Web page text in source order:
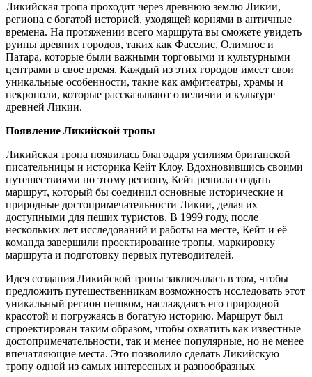
Ликийская тропа проходит через древнюю землю Ликии,
региона с богатой историей, уходящей корнями в античные
времена. На протяжении всего маршрута вы сможете увидеть
руины древних городов, таких как Фаселис, Олимпос и
Патара, которые были важными торговыми и культурными
центрами в свое время. Каждый из этих городов имеет свои
уникальные особенности, такие как амфитеатры, храмы и
некрополи, которые рассказывают о величии и культуре
древней Ликии.
Появление Ликийской тропы
Ликийская тропа появилась благодаря усилиям британской
писательницы и историка Кейт Клоу. Вдохновившись своими
путешествиями по этому региону, Кейт решила создать
маршрут, который бы соединил основные исторические и
природные достопримечательности Ликии, делая их
доступными для пеших туристов. В 1999 году, после
нескольких лет исследований и работы на месте, Кейт и её
команда завершили проектирование тропы, маркировку
маршрута и подготовку первых путеводителей.
Идея создания Ликийской тропы заключалась в том, чтобы
предложить путешественникам возможность исследовать этот
уникальный регион пешком, наслаждаясь его природной
красотой и погружаясь в богатую историю. Маршрут был
спроектирован таким образом, чтобы охватить как известные
достопримечательности, так и менее популярные, но не менее
впечатляющие места. Это позволило сделать Ликийскую
тропу одной из самых интересных и разнообразных